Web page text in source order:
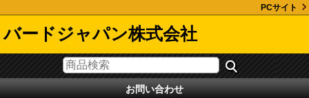
PCサイト
バードジャパン株式会社
お問い合わせ